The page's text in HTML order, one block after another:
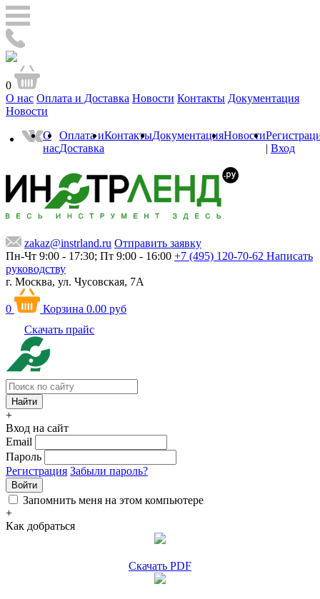
0
О нас Оплата и Доставка Новости Контакты Документация
Новости
О
нас
Оплата и
Доставка
КонтактыДокументацияНовости
| Вход
zakaz@instrland.ru Отправить заявку
Пн-Чт 9:00 - 17:30; Пт 9:00 - 16:00 +7 (495) 120-70-62 Написать
руководству
г. Москва, ул. Чусовская, 7А
0 Корзина 0.00 руб
Скачать прайс
+
Вход на сайт
Email
Пароль
Регистрация Забыли пароль?
Войти
Запомнить меня на этом компьютере
+
Как добраться
Скачать PDF